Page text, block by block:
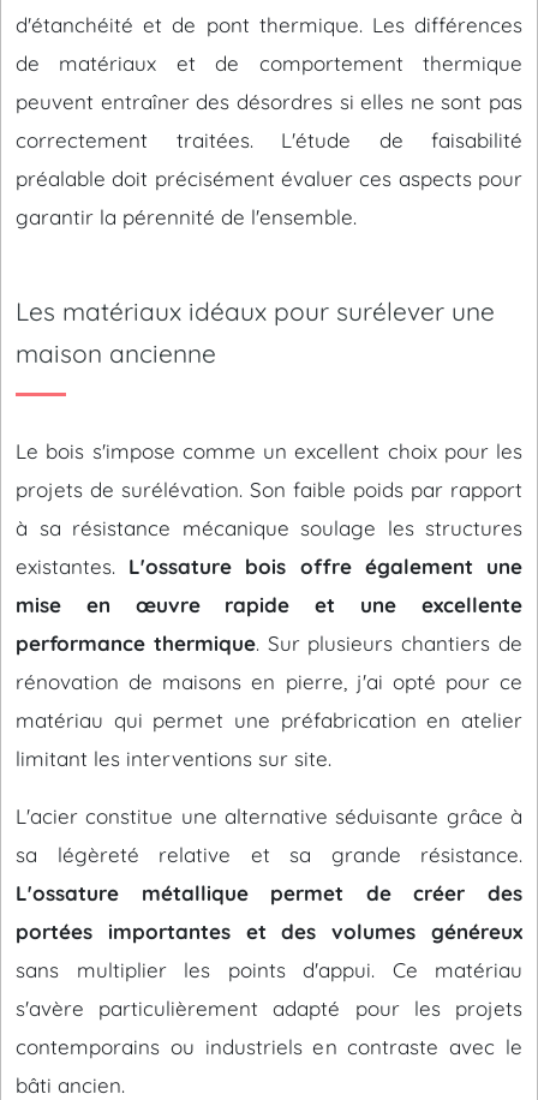
d'étanchéité et de pont thermique. Les différences
de matériaux et de comportement thermique
peuvent entraîner des désordres si elles ne sont pas
correctement traitées. L'étude de faisabilité
préalable doit précisément évaluer ces aspects pour
garantir la pérennité de l'ensemble.
Les matériaux idéaux pour surélever une
maison ancienne
Le bois s'impose comme un excellent choix pour les
projets de surélévation. Son faible poids par rapport
à sa résistance mécanique soulage les structures
existantes. L'ossature bois offre également une
mise en œuvre rapide et une excellente
performance thermique. Sur plusieurs chantiers de
rénovation de maisons en pierre, j'ai opté pour ce
matériau qui permet une préfabrication en atelier
limitant les interventions sur site.
L'acier constitue une alternative séduisante grâce à
sa légèreté relative et sa grande résistance.
L'ossature métallique permet de créer des
portées importantes et des volumes généreux
sans multiplier les points d'appui. Ce matériau
s'avère particulièrement adapté pour les projets
contemporains ou industriels en contraste avec le
bâti ancien.